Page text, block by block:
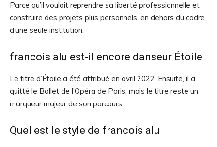
Parce qu’il voulait reprendre sa liberté professionnelle et
construire des projets plus personnels, en dehors du cadre
d’une seule institution.
francois alu est-il encore danseur Étoile
Le titre d’Étoile a été attribué en avril 2022. Ensuite, il a
quitté le Ballet de l’Opéra de Paris, mais le titre reste un
marqueur majeur de son parcours.
Quel est le style de francois alu